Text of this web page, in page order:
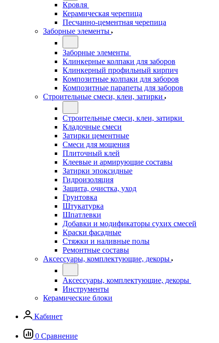
Кровля
Керамическая черепица
Песчанно-цементная черепица
Заборные элементы
Заборные элементы
Клинкерные колпаки для заборов
Клинкерный профильный кирпич
Композитные колпаки для заборов
Композитные парапеты для заборов
Строительные смеси, клеи, затирки
Строительные смеси, клеи, затирки
Кладочные смеси
Затирки цементные
Смеси для мощения
Плиточный клей
Клеевые и армирующие составы
Затирки эпоксидные
Гидроизоляция
Защита, очистка, уход
Грунтовка
Штукатурка
Шпатлевки
Добавки и модификаторы сухих смесей
Краски фасадные
Стяжки и наливные полы
Ремонтные составы
Аксессуары, комплектующие, декоры
Аксессуары, комплектующие, декоры
Инструменты
Керамические блоки
Кабинет
0 Сравнение